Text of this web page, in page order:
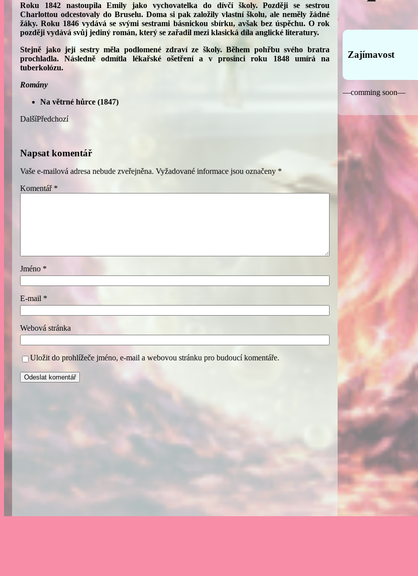
Roku 1842 nastoupila Emily jako vychovatelka do dívčí školy. Později se sestrou
Charlottou odcestovaly do Bruselu. Doma si pak založily vlastní školu, ale neměly žádné
žáky. Roku 1846 vydává se svými sestrami básnickou sbírku, avšak bez úspěchu. O rok
později vydává svůj jediný román, který se zařadil mezi klasická díla anglické literatury.
Stejně jako její sestry měla podlomené zdraví ze školy. Během pohřbu svého bratra
prochladla. Následně odmítla lékařské ošetření a v prosinci roku 1848 umírá na
tuberkolózu.
Romány
Na větrné hůrce (1847)
DalšíPředchozí
Napsat komentář
Vaše e-mailová adresa nebude zveřejněna. Vyžadované informace jsou označeny *
Komentář *
Jméno *
E-mail *
Webová stránka
Uložit do prohlížeče jméno, e-mail a webovou stránku pro budoucí komentáře.
Zajímavost
—comming soon—